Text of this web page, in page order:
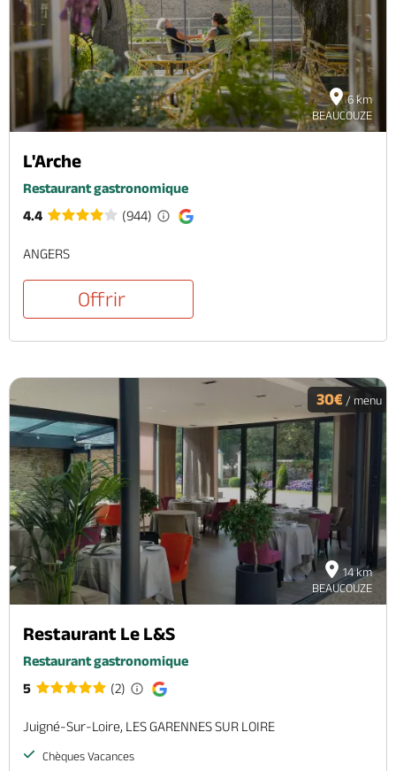
6 km
BEAUCOUZE
L'Arche
Restaurant gastronomique
4.4
(944)
ANGERS
Offrir
14 km
BEAUCOUZE
30€ / menu
Restaurant Le L&S
Restaurant gastronomique
5
(2)
Juigné-Sur-Loire, LES GARENNES SUR LOIRE
Chèques Vacances